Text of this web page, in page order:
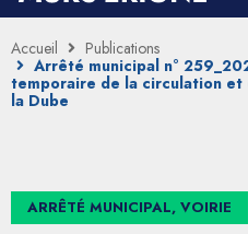
Accueil
Publications
Arrêté municipal n°
temporaire de la circulation et
la Dube
ARRÊTÉ MUNICIPAL, VOIRIE